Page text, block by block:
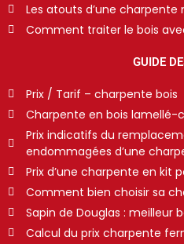
Les atouts d’une charpente
Comment traiter le bois
GUIDE
Prix / Tarif – charpente bois
Charpente en bois lamellé-
Prix indicatifs du
endommagées d’une
Prix d’une charpente en kit
Comment bien choisir sa
Sapin de Douglas : meilleur
Calcul du prix charpente